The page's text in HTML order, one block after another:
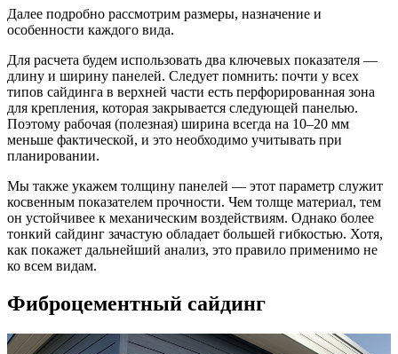
Далее подробно рассмотрим размеры, назначение и
особенности каждого вида.
Для расчета будем использовать два ключевых показателя —
длину и ширину панелей. Следует помнить: почти у всех
типов сайдинга в верхней части есть перфорированная зона
для крепления, которая закрывается следующей панелью.
Поэтому рабочая (полезная) ширина всегда на 10–20 мм
меньше фактической, и это необходимо учитывать при
планировании.
Мы также укажем толщину панелей — этот параметр служит
косвенным показателем прочности. Чем толще материал, тем
он устойчивее к механическим воздействиям. Однако более
тонкий сайдинг зачастую обладает большей гибкостью. Хотя,
как покажет дальнейший анализ, это правило применимо не
ко всем видам.
Фиброцементный сайдинг